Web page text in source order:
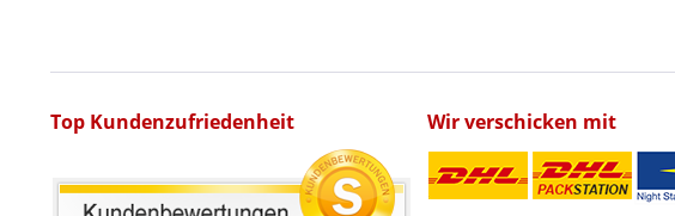
Top Kundenzufriedenheit Wir verschicken mit